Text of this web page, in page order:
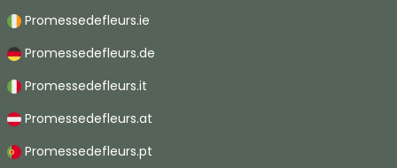
Promessedefleurs.ie
Promessedefleurs.de
Promessedefleurs.it
Promessedefleurs.at
Promessedefleurs.pt